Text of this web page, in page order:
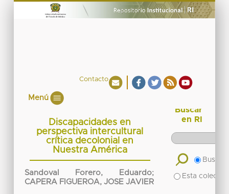
Contacto
Menú
Discapacidades en
perspectiva intercultural
crítica decolonial en
Nuestra América
Sandoval Forero, Eduardo;
CAPERA FIGUEROA, JOSE JAVIER
Buscar
en RI
Buscar
Esta